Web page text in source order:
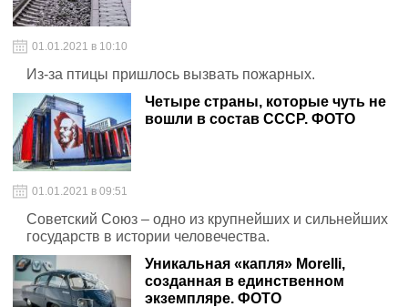
01.01.2021 в 10:10
Из-за птицы пришлось вызвать пожарных.
Четыре страны, которые чуть не
вошли в состав СССР. ФОТО
01.01.2021 в 09:51
Советский Союз – одно из крупнейших и сильнейших
государств в истории человечества.
Уникальная «капля» Morelli,
созданная в единственном
экземпляре. ФОТО